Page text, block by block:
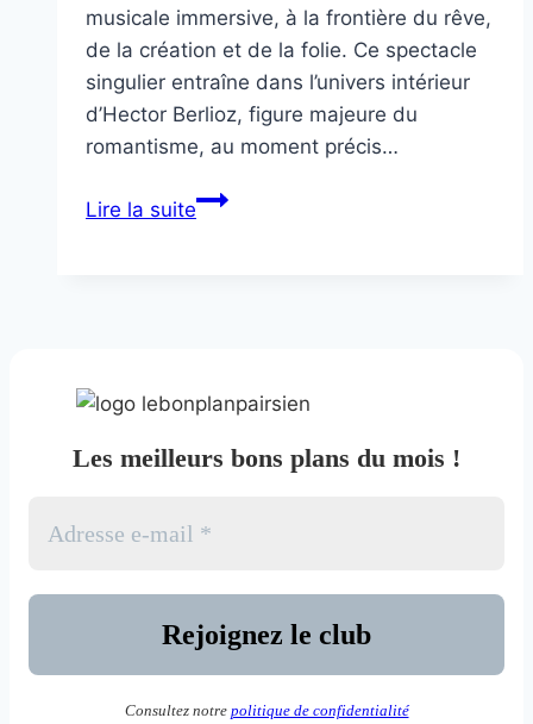
musicale immersive, à la frontière du rêve,
de la création et de la folie. Ce spectacle
singulier entraîne dans l’univers intérieur
d’Hector Berlioz, figure majeure du
romantisme, au moment précis…
Lire la suiteBerlioz
Les meilleurs bons plans du mois !
Consultez notre politique de confidentialité